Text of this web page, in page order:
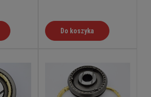
Do koszyka